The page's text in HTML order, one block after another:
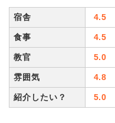
宿舎 4.5
食事 4.5
教官 5.0
雰囲気 4.8
紹介したい？ 5.0